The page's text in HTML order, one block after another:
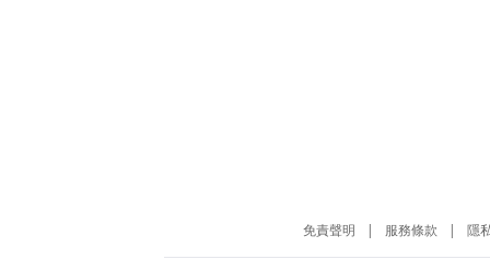
免責聲明 | 服務條款 | 隱